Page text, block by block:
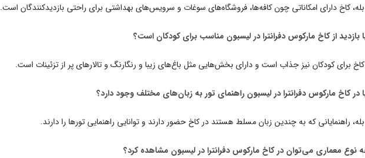
بله، کاخ دارای امکاناتی چون کافه‌ها، فروشگاه‌های سوغات و سرویس‌های بهداشتی برای راحتی بازدیدکنندگان است.
کاخ برای کودکان نیز جذاب است و دارای بخش‌هایی مثل باغ‌های زیبا و رنگارنگ و تالارهای پر از تزئینات است.
بله، راهنمایانی که به چندین زبان مسلط هستند در کاخ حضور دارند و توانایی راهنمایی تورها را دارند.